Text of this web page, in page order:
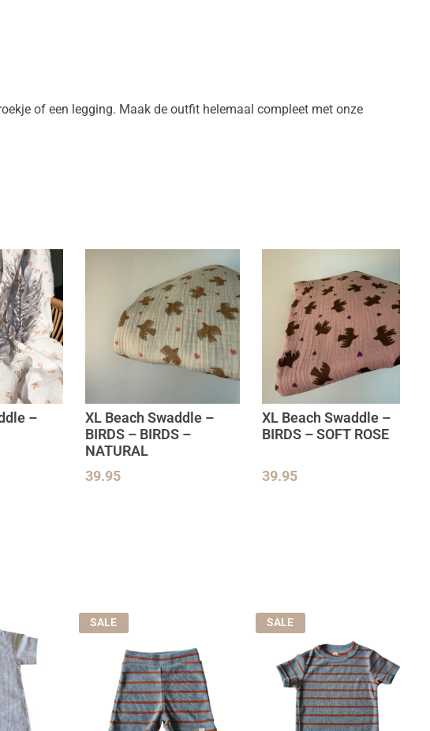
of een legging. Maak de outfit helemaal compleet met onze
–
XL Beach Swaddle –
BIRDS – BIRDS –
NATURAL
39.95
XL Beach Swaddle –
BIRDS – SOFT ROSE
39.95
SALE SALE